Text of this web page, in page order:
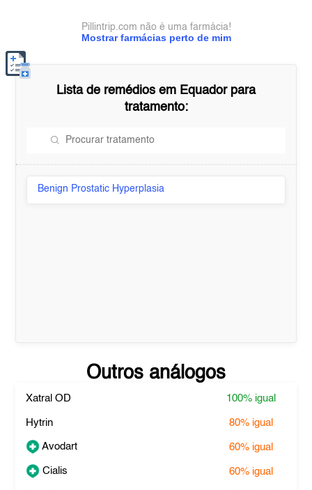
Mostrar farmácias perto de mim
Pillintrip.com não é uma farmácia!
Lista de remédios em Equadorpara
tratamento:
Benign Prostatic Hyperplasia
Outros análogos
Xatral OD 100% igual
Hytrin 80% igual
Avodart 60% igual
Cialis 60% igual